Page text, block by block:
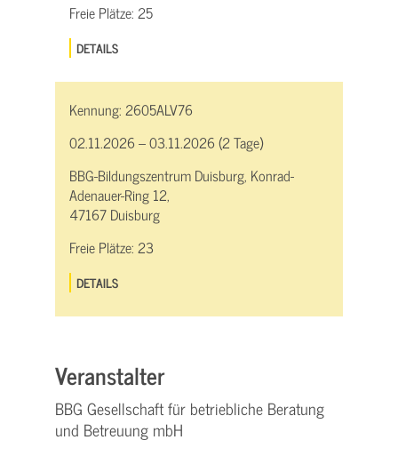
Freie Plätze:25
DETAILS
Kennung:2605ALV76
02.11.2026 – 03.11.2026 (2 Tage)
BBG-Bildungszentrum Duisburg, Konrad-
Adenauer-Ring 12,
47167 Duisburg
Freie Plätze:23
DETAILS
Veranstalter
BBG Gesellschaft für betriebliche Beratung
und Betreuung mbH